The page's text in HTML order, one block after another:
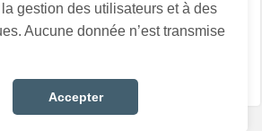
gestion des utilisateurs et à des
Aucune donnée n’est transmise
Accepter
immobilière et mise en valeur du bien.
s’improvise pas.
encombrés
sur le marché